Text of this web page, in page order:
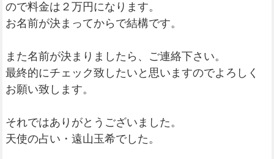
ので料金は２万円になります。
お名前が決まってからで結構です。
また名前が決まりましたら、ご連絡下さい。
最終的にチェック致したいと思いますのでよろしく
お願い致します。
それではありがとうございました。
天使の占い・遠山玉希でした。